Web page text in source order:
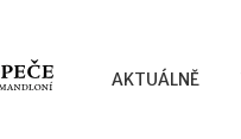
AKTUÁLNĚ